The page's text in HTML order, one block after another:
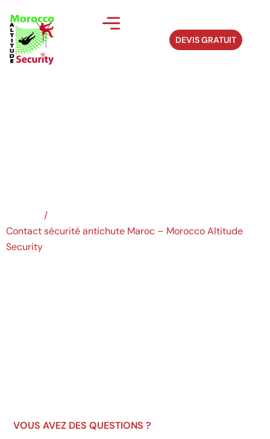
DEVIS GRATUIT
/
Contact sécurité antichute Maroc – Morocco Altitude
Security
VOUS AVEZ DES QUESTIONS ?